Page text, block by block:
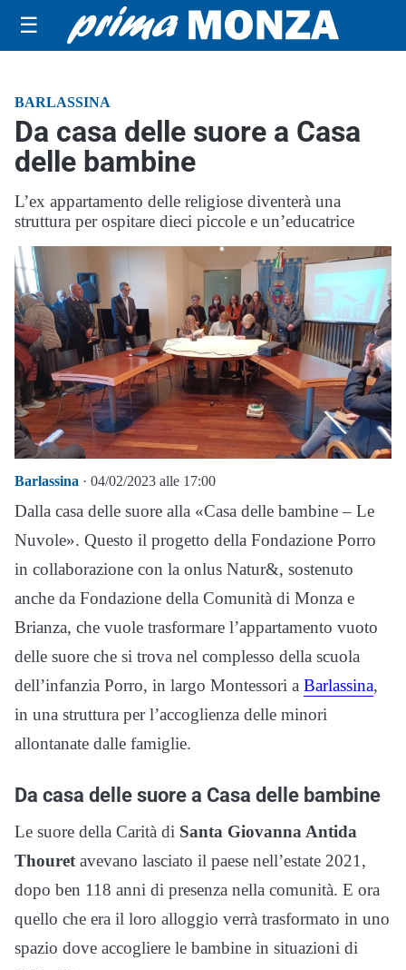
☰
BARLASSINA
Da casa delle suore a Casa
delle bambine
L’ex appartamento delle religiose diventerà una
struttura per ospitare dieci piccole e un’educatrice
Barlassina · 04/02/2023 alle 17:00
Dalla casa delle suore alla «Casa delle bambine – Le
Nuvole». Questo il progetto della Fondazione Porro
in collaborazione con la onlus Natur&, sostenuto
anche da Fondazione della Comunità di Monza e
Brianza, che vuole trasformare l’appartamento vuoto
delle suore che si trova nel complesso della scuola
dell’infanzia Porro, in largo Montessori a Barlassina,
in una struttura per l’accoglienza delle minori
allontanate dalle famiglie.
Da casa delle suore a Casa delle bambine
Le suore della Carità di Santa Giovanna Antida
Thouretavevano lasciato il paese nell’estate 2021,
dopo ben 118 anni di presenza nella comunità. E ora
quello che era il loro alloggio verrà trasformato in uno
spazio dove accogliere le bambine in situazioni di